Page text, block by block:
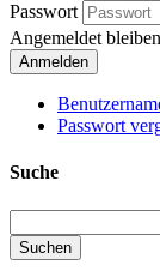
Passwort
Angemeldet bleiben
Anmelden
Passwort
Suche